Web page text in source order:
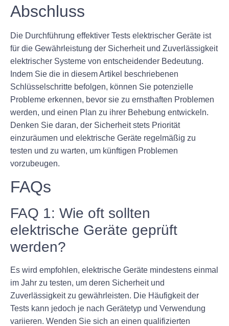
Abschluss
Die Durchführung effektiver Tests elektrischer Geräte ist
für die Gewährleistung der Sicherheit und Zuverlässigkeit
elektrischer Systeme von entscheidender Bedeutung.
Indem Sie die in diesem Artikel beschriebenen
Schlüsselschritte befolgen, können Sie potenzielle
Probleme erkennen, bevor sie zu ernsthaften Problemen
werden, und einen Plan zu ihrer Behebung entwickeln.
Denken Sie daran, der Sicherheit stets Priorität
einzuräumen und elektrische Geräte regelmäßig zu
testen und zu warten, um künftigen Problemen
vorzubeugen.
FAQs
FAQ 1: Wie oft sollten
elektrische Geräte geprüft
werden?
Es wird empfohlen, elektrische Geräte mindestens einmal
im Jahr zu testen, um deren Sicherheit und
Zuverlässigkeit zu gewährleisten. Die Häufigkeit der
Tests kann jedoch je nach Gerätetyp und Verwendung
variieren. Wenden Sie sich an einen qualifizierten